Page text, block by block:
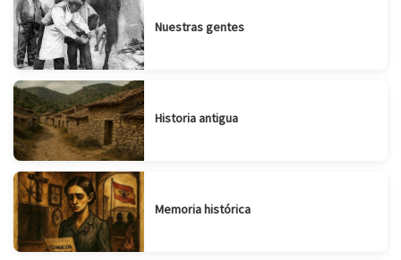
Nuestras gentes
Historia antigua
Memoria histórica